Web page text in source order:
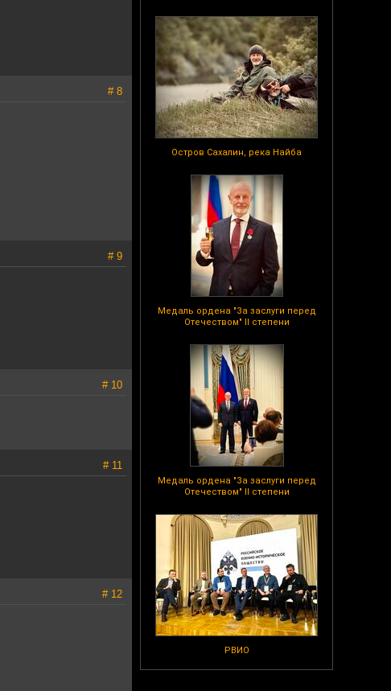
Остров Сахалин, река Найба
Медаль ордена "За заслуги перед
Отечеством" II степени
Медаль ордена "За заслуги перед
Отечеством" II степени
РВИО
# 8
# 9
# 10
# 11
# 12